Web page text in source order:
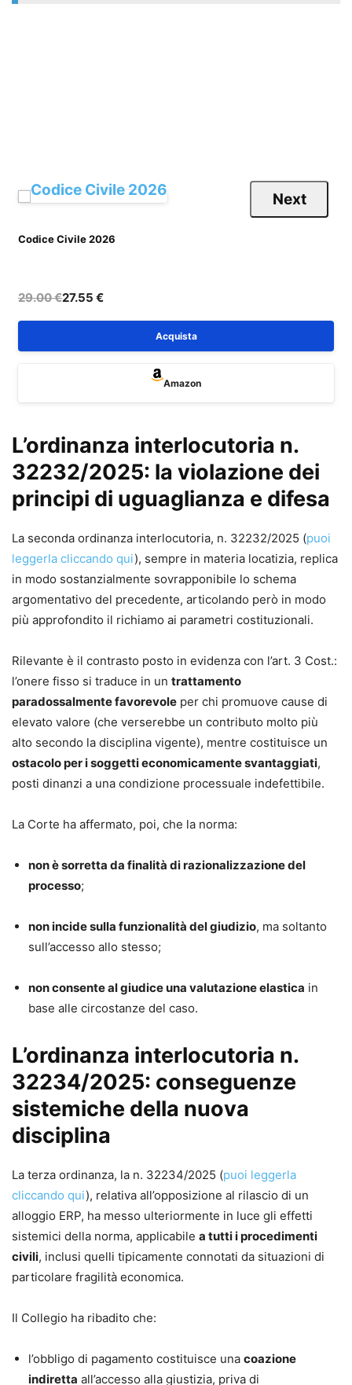
Codice Civile 2026
29.00 €27.55 €
Acquista
Amazon
Next
L’ordinanza interlocutoria n.
32232/2025: la violazione dei
principi di uguaglianza e difesa
La seconda ordinanza interlocutoria, n. 32232/2025 (puoi
leggerla cliccando qui), sempre in materia locatizia, replica
in modo sostanzialmente sovrapponibile lo schema
argomentativo del precedente, articolando però in modo
più approfondito il richiamo ai parametri costituzionali.
Rilevante è il contrasto posto in evidenza con l’art. 3 Cost.:
l’onere fisso si traduce in un trattamento
paradossalmente favorevole per chi promuove cause di
elevato valore (che verserebbe un contributo molto più
alto secondo la disciplina vigente), mentre costituisce un
ostacolo per i soggetti economicamente svantaggiati,
posti dinanzi a una condizione processuale indefettibile.
La Corte ha affermato, poi, che la norma:
non è sorretta da finalità di razionalizzazione del
processo;
non incide sulla funzionalità del giudizio, ma soltanto
sull’accesso allo stesso;
non consente al giudice una valutazione elastica in
base alle circostanze del caso.
L’ordinanza interlocutoria n.
32234/2025: conseguenze
sistemiche della nuova
disciplina
La terza ordinanza, la n. 32234/2025 (puoi leggerla
cliccando qui), relativa all’opposizione al rilascio di un
alloggio ERP, ha messo ulteriormente in luce gli effetti
sistemici della norma, applicabile a tutti i procedimenti
civili, inclusi quelli tipicamente connotati da situazioni di
particolare fragilità economica.
Il Collegio ha ribadito che:
l’obbligo di pagamento costituisce una coazione
indiretta all’accesso alla giustizia, priva di